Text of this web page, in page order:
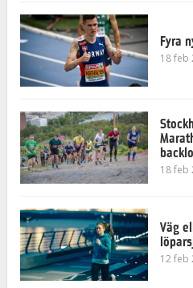
Fyra
18 feb
18 feb
Väg
12 feb